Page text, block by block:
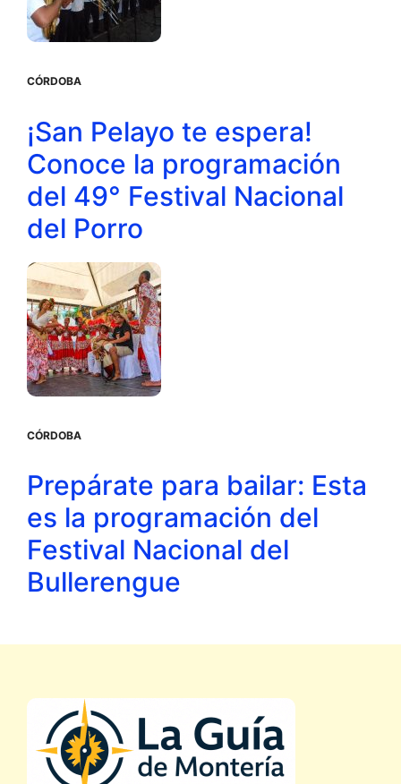
CÓRDOBA
¡San Pelayo te espera!
Conoce la programación
del 49° Festival Nacional
del Porro
CÓRDOBA
Prepárate para bailar: Esta
es la programación del
Festival Nacional del
Bullerengue